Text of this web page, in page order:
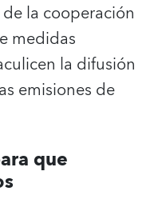
la cooperación
medidas
la difusión
emisiones de
que